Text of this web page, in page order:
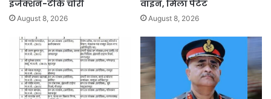
इंजेक्शन-टीके चोरी
August 8, 2026
वाइन, मिला पेटेंट
August 8, 2026